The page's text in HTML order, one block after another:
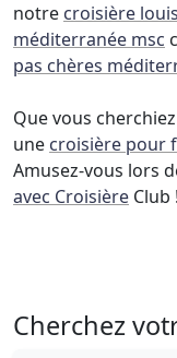
notre croisière
méditerranée msc
pas chères
Que vous
une croisière pour
Amusez-vous lors
avec Croisière Club !
Cherchez